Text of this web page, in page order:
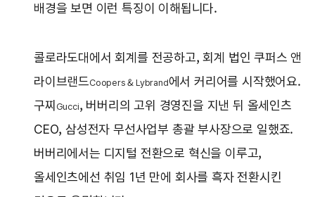
배경을 보면 이런 특징이 이해됩니다.
콜로라도대에서 회계를 전공하고, 회계 법인 쿠퍼스 앤
라이브랜드Coopers & Lybrand에서 커리어를 시작했어요.
구찌 Gucci, 버버리의 고위 경영진을 지낸 뒤 올세인츠
CEO, 삼성전자 무선사업부 총괄 부사장으로 일했죠.
버버리에서는 디지털 전환으로 혁신을 이루고,
올세인츠에선 취임 1년 만에 회사를 흑자 전환시킨